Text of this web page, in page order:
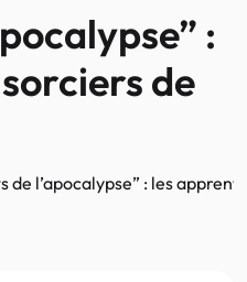
:
de
de l’apocalypse” : les